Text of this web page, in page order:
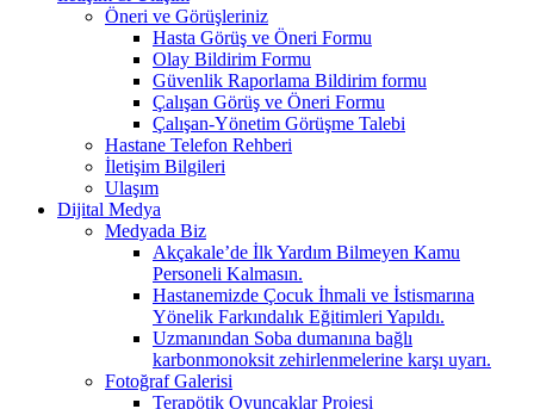
Öneri ve Görüşleriniz
Hasta Görüş ve Öneri Formu
Olay Bildirim Formu
Güvenlik Raporlama Bildirim formu
Çalışan Görüş ve Öneri Formu
Çalışan-Yönetim Görüşme Talebi
Hastane Telefon Rehberi
İletişim Bilgileri
Ulaşım
Dijital Medya
Medyada Biz
Akçakale’de İlk Yardım Bilmeyen Kamu
Personeli Kalmasın.
Hastanemizde Çocuk İhmali ve İstismarına
Yönelik Farkındalık Eğitimleri Yapıldı.
Uzmanından Soba dumanına bağlı
karbonmonoksit zehirlenmelerine karşı uyarı.
Fotoğraf Galerisi
Terapötik Oyuncaklar Projesi